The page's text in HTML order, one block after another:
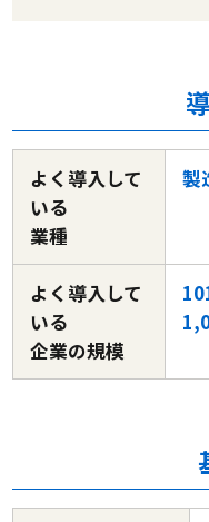
よく導入して
いる
業種
製
よく導入して
いる
企業の規模